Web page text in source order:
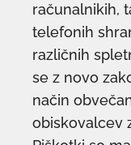
računalnikih,
telefonih
različnih
se z novo
način
obiskovalcev